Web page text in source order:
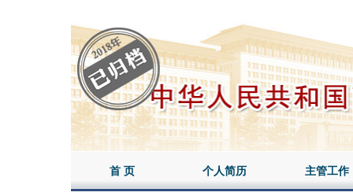
首 页 个人简历 主管工作